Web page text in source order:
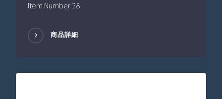
Item Number 28
商品詳細